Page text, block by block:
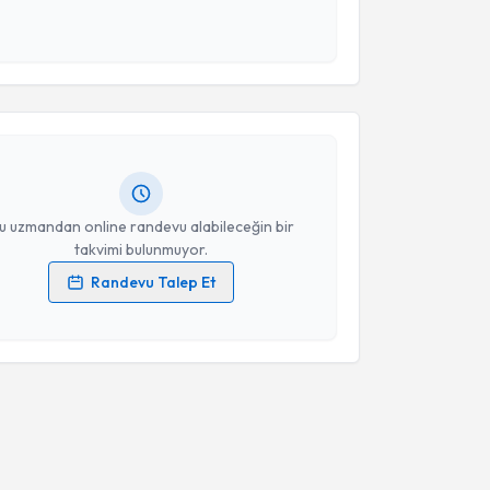
Takvim Talebini Gönder
uzmandan online randevu alabileceğin bir
takvimi bulunmuyor.
Randevu Talep Et
Kaya Şengüliçin randevu takvimi talebi oluşturun.
randevu almanız için bir takvim
verilerimin işlenmesine ilişkinAydınlatma Metni